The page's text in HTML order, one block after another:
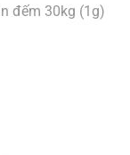
đếm 30kg (1g)